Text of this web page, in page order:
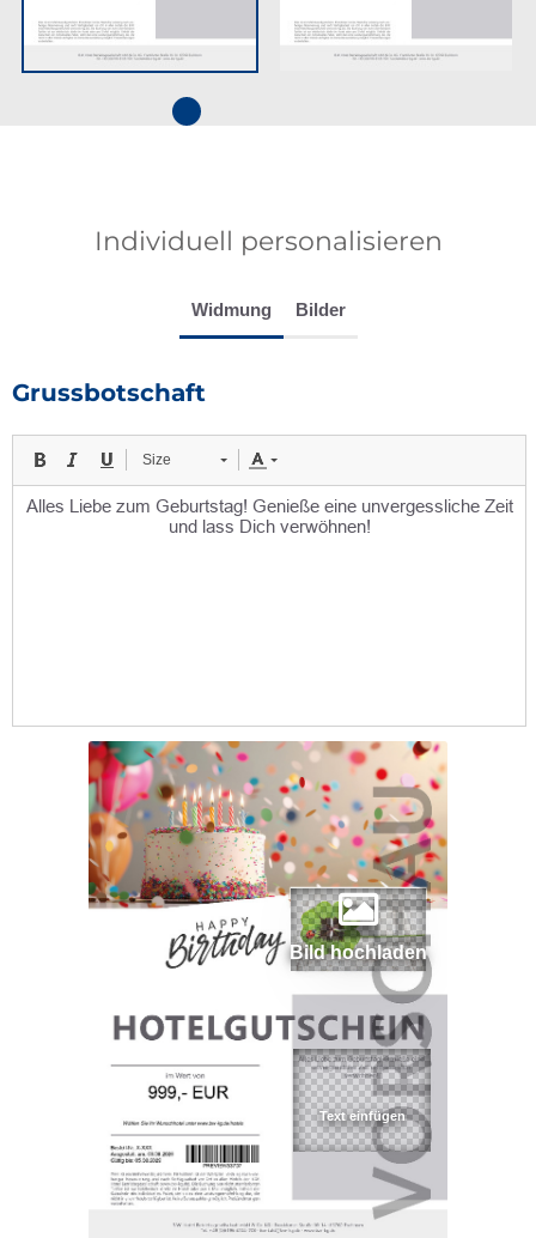
Go to slide 1
Bild hochladen
Individuell personalisieren
Widmung Bilder
Grussbotschaft
Size